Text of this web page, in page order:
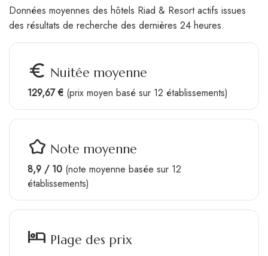
Données moyennes des hôtels Riad & Resort actifs issues
des résultats de recherche des dernières 24 heures.
euro_symbol Nuitée moyenne
129,67 € (prix moyen basé sur 12 établissements)
kid_star Note moyenne
8,9 / 10 (note moyenne basée sur 12
établissements)
hotel Plage des prix